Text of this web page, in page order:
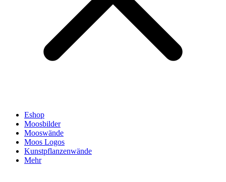
Eshop
Moosbilder
Mooswände
Moos Logos
Kunstpflanzenwände
Mehr